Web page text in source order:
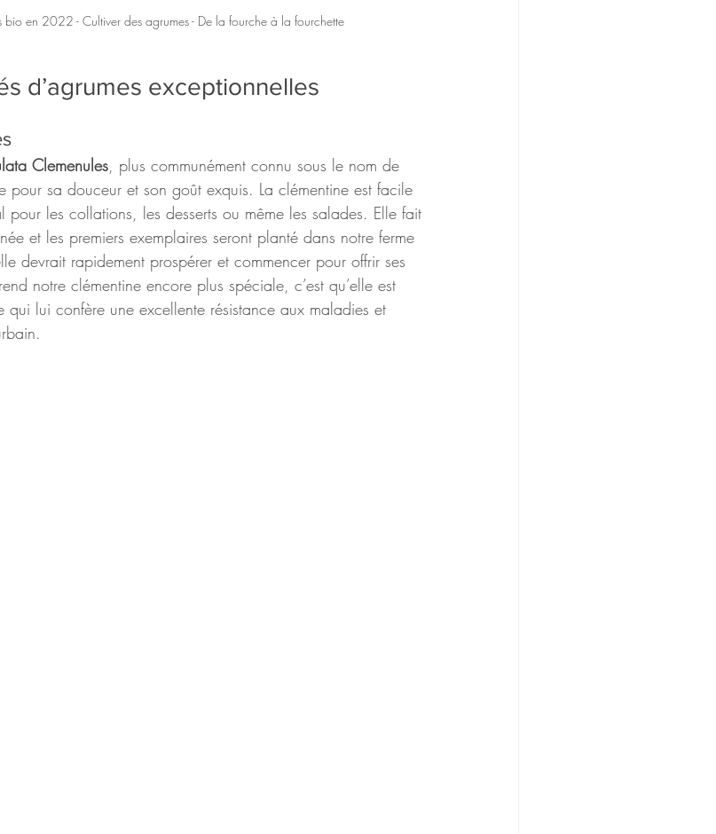
bio en 2022 - Cultiver des agrumes - De la fourche à la fourchette
d’agrumes exceptionnelles
Clemenules, plus communément connu sous le nom de
pour sa douceur et son goût exquis. La clémentine est facile
les collations, les desserts ou même les salades. Elle fait
et les premiers exemplaires seront planté dans notre ferme
devrait rapidement prospérer et commencer pour offrir ses
notre clémentine encore plus spéciale, c’est qu’elle est
lui confère une excellente résistance aux maladies et